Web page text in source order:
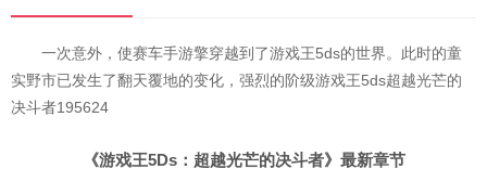
一次意外，使赛车手游擎穿越到了游戏王5ds的世界。此时的童
实野市已发生了翻天覆地的变化，强烈的阶级游戏王5ds超越光芒的
决斗者195624
《游戏王5Ds：超越光芒的决斗者》最新章节